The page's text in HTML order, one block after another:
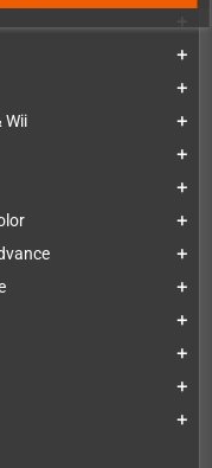
add
add
Wii add
add
add
add
add
add
add
add
add
add